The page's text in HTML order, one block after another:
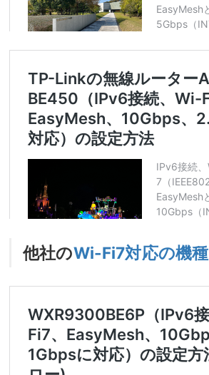
他社のWi-Fi7対応の機種